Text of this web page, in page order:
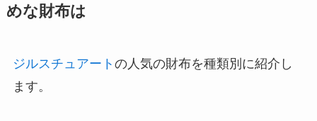
めな財布は
ジルスチュアート の人気の財布を種類別に紹介し
ます。